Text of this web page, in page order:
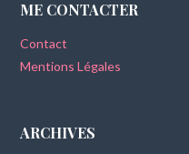
ME CONTACTER
Contact
Mentions Légales
ARCHIVES